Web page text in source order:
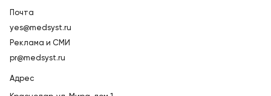
Почта
yes@medsyst.ru
Реклама и СМИ
pr@medsyst.ru
Адрес